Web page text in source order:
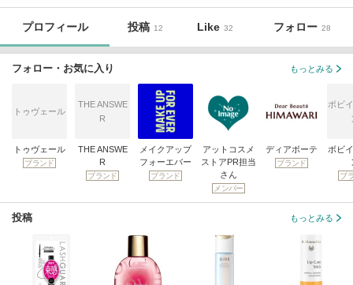
プロフィール 投稿 12 Like 32 フォロー 28
フォロー・お気に入り もっとみる
トゥヴェール
トゥヴェール
ブランド
THE ANSWE
R
THE ANSWE
R
ブランド
メイクアップ
フォーエバー
ブランド
アットコスメ
ストアPR担当
さん
メンバー
ディアボーテ
ブランド
ボビ
ボビ
ブ
投稿 もっとみる